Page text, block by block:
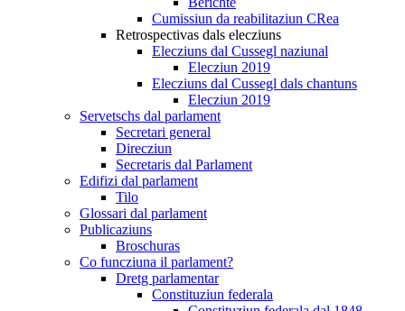
Cumissiun da reabilitaziun CRea
Retrospectivas dals elecziuns
Elecziuns dal Cussegl naziunal
Elecziun 2019
Elecziuns dal Cussegl dals chantuns
Elecziun 2019
Servetschs dal parlament
Secretari general
Direcziun
Secretaris dal Parlament
Edifizi dal parlament
Tilo
Glossari dal parlament
Publicaziuns
Broschuras
Co funcziuna il parlament?
Dretg parlamentar
Constituziun federala